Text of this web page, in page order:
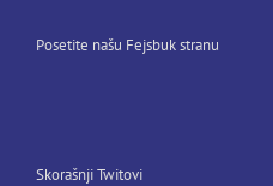
Posetite našu Fejsbuk stranu
Skorašnji Twitovi